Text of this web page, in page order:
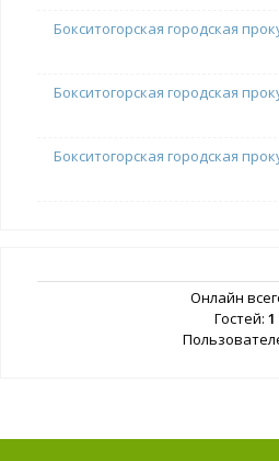
Бокситогорская городская
Бокситогорская городская
Бокситогорская городская
Онлайн
Гостей: 1